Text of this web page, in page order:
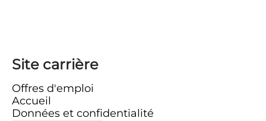
Site carrière
Offres d'emploi
Accueil
Données et confidentialité